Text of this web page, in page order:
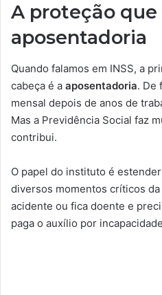
A proteção que
aposentadoria
Quando falamos em INSS, a
cabeça é a aposentadoria. De
mensal depois de anos de
Mas a Previdência Social faz
contribui.
O papel do instituto é
diversos momentos críticos
acidente ou fica doente e
paga o auxílio por